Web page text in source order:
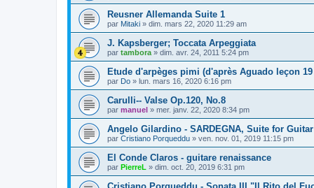
Reusner Allemanda Suite 1
par Mitaki » dim. mars 22, 2020 11:29 am
J. Kapsberger; Toccata Arpeggiata
par tambora » dim. avr. 24, 2011 5:24 pm
Etude d'arpèges pimi (d'après Aguado leçon
par Do » lun. mars 16, 2020 6:16 pm
Carulli-- Valse Op.120, No.8
par manuel » mer. janv. 22, 2020 8:34 pm
Angelo Gilardino - SARDEGNA, Suite for Guitar
par Cristiano Porqueddu » ven. nov. 01, 2019 11:15 pm
El Conde Claros - guitare renaissance
par PierreL » dim. oct. 20, 2019 6:31 pm